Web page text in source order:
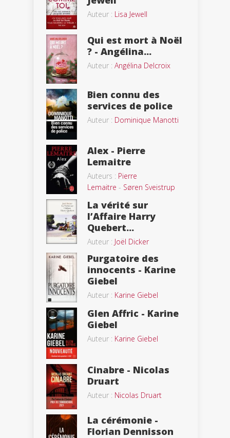
Auteur : Lisa Jewell
Qui est mort à Noël
? - Angélina...
Auteur : Angélina Delcroix
Bien connu des
services de police
Auteur : Dominique Manotti
Alex - Pierre
Lemaitre
Auteurs : Pierre
Lemaitre - Søren Sveistrup
La vérité sur
l’Affaire Harry
Quebert...
Auteur : Joël Dicker
Purgatoire des
innocents - Karine
Giebel
Auteur : Karine Giebel
Glen Affric - Karine
Giebel
Auteur : Karine Giebel
Cinabre - Nicolas
Druart
Auteur : Nicolas Druart
La cérémonie -
Florian Dennisson